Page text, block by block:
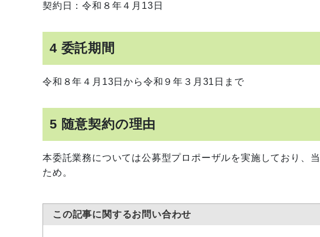
契約日：令和８年４月13日
4 委託期間
令和８年４月13日から令和９年３月31日まで
5 随意契約の理由
本委託業務については公募型プロポーザルを実施しており、
ため。
この記事に関するお問い合わせ